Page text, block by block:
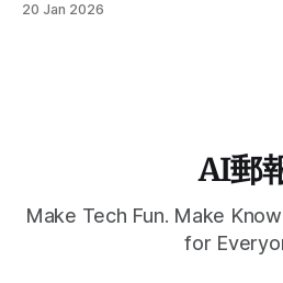
20 Jan 2026
AI郵
Make Tech Fun. Make
for